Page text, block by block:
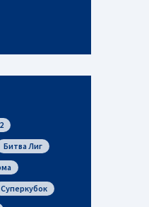
Битва Лиг
Суперкубок